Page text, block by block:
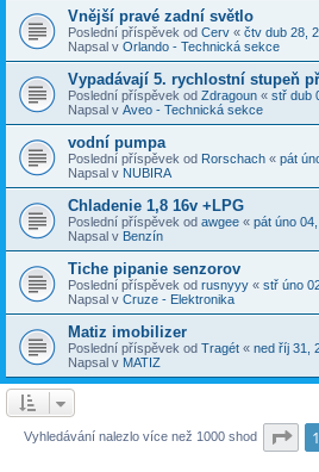
Vnější pravé zadní světlo
Poslední příspěvek od Cerv « čtv dub 28,
Napsal v Orlando - Technická sekce
Vypadávají 5. rychlostní stupeň
Poslední příspěvek od Zdragoun « stř dub
Napsal v Aveo - Technická sekce
vodní pumpa
Poslední příspěvek od Rorschach « pát
Napsal v NUBIRA
Chladenie 1,8 16v +LPG
Poslední příspěvek od awgee « pát úno
Napsal v Benzín
Tiche pipanie senzorov
Poslední příspěvek od rusnyyy « stř úno
Napsal v Cruze - Elektronika
Matiz imobilizer
Poslední příspěvek od Tragét « ned říj 31,
Napsal v MATIZ
Vyhledávání nalezlo více než 1000 shod 1